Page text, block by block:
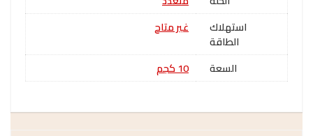
استهلاك
الطاقة
غير متاح
السعة 10 كجم